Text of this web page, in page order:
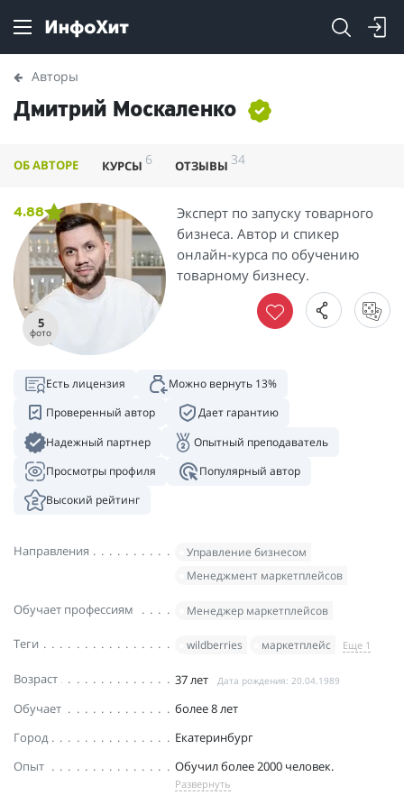
Авторы
Дмитрий Москаленко
ОБ АВТОРЕ КУРСЫ 6 ОТЗЫВЫ 34
5
фото
4.88
Эксперт по запуску товарного
бизнеса. Автор и спикер
онлайн-курса по обучению
товарному бизнесу.
Есть лицензия
Можно вернуть 13%
Проверенный автор
Дает гарантию
Надежный партнер
Опытный преподаватель
Просмотры профиля
Популярный автор
Высокий рейтинг
Направления
Управление бизнесом
Менеджмент маркетплейсов
Обучает профессиям Менеджер маркетплейсов
Теги wildberries маркетплейс Еще 1
Возраст 37 лет Дата рождения: 20.04.1989
Обучает
более 8 лет
Город
Екатеринбург
Опыт
Обучил более 2000 человек.
Развернуть